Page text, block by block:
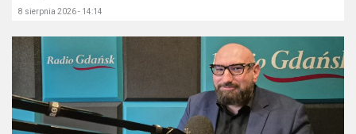
8 sierpnia 2026 - 14:14